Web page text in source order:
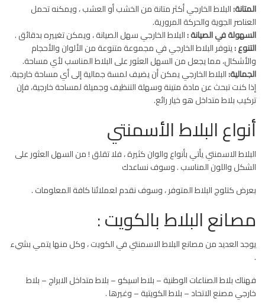
المتانة:البلاط الخارجي أكثر متانة من الخشب أو العشب ، ويمكنه تحمل
العناصر الجوية والحركة المرورية.
السهولة في الصيانة :البلاط الخارجي سهل الصيانة ، ويمكن تغييره بدقائق .
التنوع :يتوفر البلاط الخارجي في مجموعة متنوعة من الألوان والأحجام
والأشكال، مما يجعل من السهل العثور على البلاط المناسب لأي مساحة.
الجمالية:البلاط الخارجي يمكن أن يضيف لمسة جمالية إلى أي مساحة خارجية.
إذا كنت تبحث عن مادة متينة وسهلة التنظيف وجميلة لمساحة خارجية، فإن
تركيب بلاط متداخل هو خيار رائع.
أنواع البلاط الأسمنتي
البلاط الاسمنتي يأتي بأنواع والوان كثيرة ، فلا تقلق ! من السهل العثور على
الشكل واللون المناسب . وسوف نساعدك
بعرض كتلوج البلاط المتوفر ، وسوف نقدم لعملائنا كافة المعلومات .
مصانع البلاط بالكويت :
يوجد العديد من مصانع البلاط الاسمنتي في الكويت ، وكل منها يتمي بشيء
.
فهناك بلاط الصناعات الوطنية – بلاط اسيكو – بلاط متداخل الابراج – بلاط
خارجي مصنع الاتحاد – بلاط الكويتية – وغيرها .